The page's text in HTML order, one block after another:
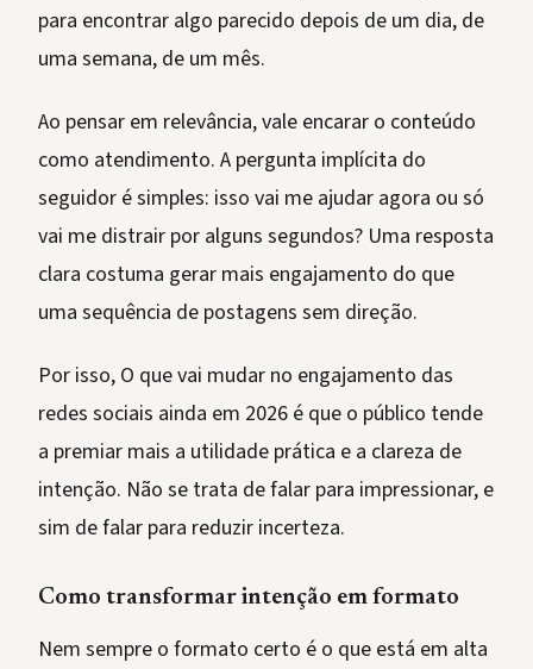
para encontrar algo parecido depois de um dia, de
uma semana, de um mês.
Ao pensar em relevância, vale encarar o conteúdo
como atendimento. A pergunta implícita do
seguidor é simples: isso vai me ajudar agora ou só
vai me distrair por alguns segundos? Uma resposta
clara costuma gerar mais engajamento do que
uma sequência de postagens sem direção.
Por isso, O que vai mudar no engajamento das
redes sociais ainda em 2026 é que o público tende
a premiar mais a utilidade prática e a clareza de
intenção. Não se trata de falar para impressionar, e
sim de falar para reduzir incerteza.
Como transformar intenção em formato
Nem sempre o formato certo é o que está em alta